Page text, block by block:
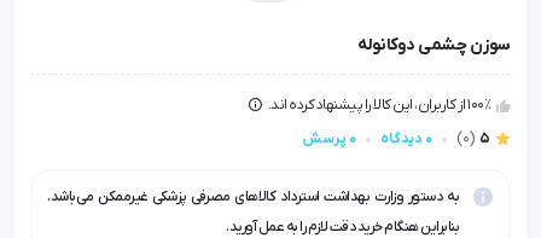
سوزن چشمی دوکانوله
100٪ از کاربران، این کالا را پیشنهاد کرده اند.
5
(0) 0 دیدگاه 0 پرسش
به دستور وزارت بهداشت استرداد کالاهای مصرفی پزشکی غیرممکن می‌باشد.
بنابراین هنگام خرید دقت لازم را به عمل آورید.